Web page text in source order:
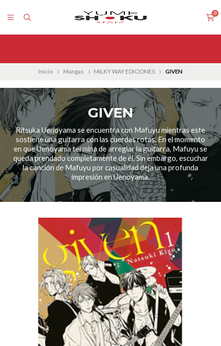
0
Inicio Mangas MILKY WAY EDICIONES GIVEN
GIVEN
Ritsuka Uenoyama se encuentra con Mafuyu mientras este
sostiene una guitarra con las cuerdas rotas. En el momento
en que Uenoyama termina de arreglar la guitarra, Mafuyu se
queda prendado completamente de él. Sin embargo, escuchar
la canción de Mafuyu por casualidad deja una profunda
impresión en Uenoyama.